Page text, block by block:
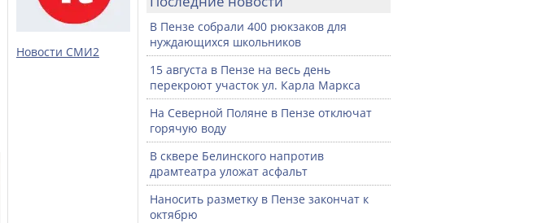
Новости СМИ2
В Пензе собрали 400 рюкзаков для
нуждающихся школьников
15 августа в Пензе на весь день
перекроют участок ул. Карла Маркса
На Северной Поляне в Пензе отключат
горячую воду
В сквере Белинского напротив
драмтеатра уложат асфальт
Наносить разметку в Пензе закончат к
октябрю